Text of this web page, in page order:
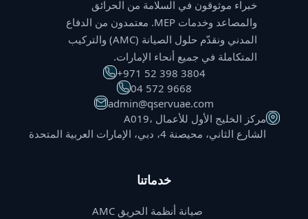
خبراء موثوقون في السلامة من الحرائق
والمصاعد وخدمات MEP. معتمدون من الدفاع
المدني ونقدّم حلول الصيانة (AMC) والتركيب
المتكاملة في جميع أنحاء الإمارات.
⁦+971 52 398 3804⁩
⁦04 572 9668⁩
admin@qservuae.com
A019، مركز الخليج الأول للأعمال
الشارع الثاني، محيصنة 4، دبي، الإمارات العربية المتحدة
خدماتنا
صيانة أنظمة الحريق AMC